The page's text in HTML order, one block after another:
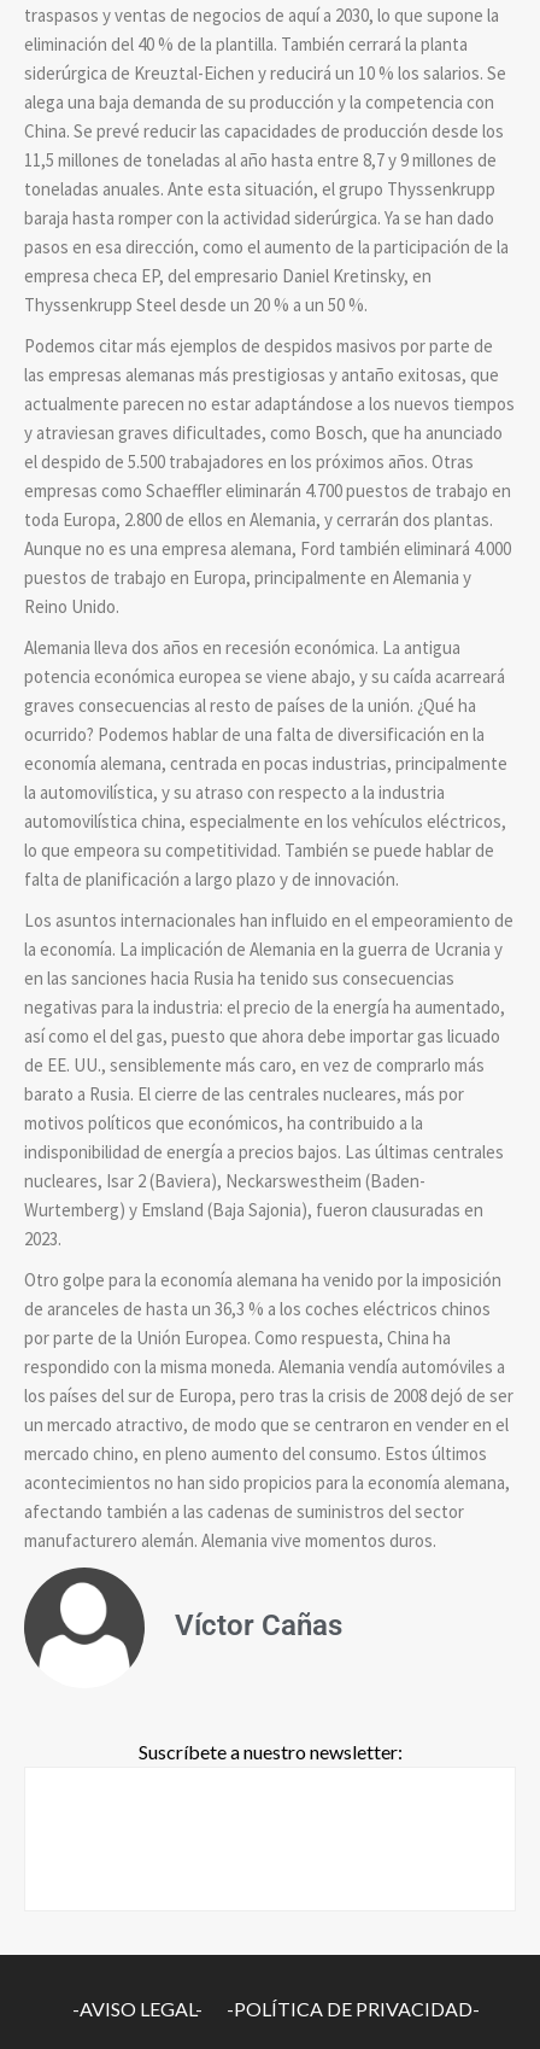
traspasos y ventas de negocios de aquí a 2030, lo que supone la
eliminación del 40 % de la plantilla. También cerrará la planta
siderúrgica de Kreuztal-Eichen y reducirá un 10 % los salarios. Se
alega una baja demanda de su producción y la competencia con
China. Se prevé reducir las capacidades de producción desde los
11,5 millones de toneladas al año hasta entre 8,7 y 9 millones de
toneladas anuales. Ante esta situación, el grupo Thyssenkrupp
baraja hasta romper con la actividad siderúrgica. Ya se han dado
pasos en esa dirección, como el aumento de la participación de la
empresa checa EP, del empresario Daniel Kretinsky, en
Thyssenkrupp Steel desde un 20 % a un 50 %.
Podemos citar más ejemplos de despidos masivos por parte de
las empresas alemanas más prestigiosas y antaño exitosas, que
actualmente parecen no estar adaptándose a los nuevos tiempos
y atraviesan graves dificultades, como Bosch, que ha anunciado
el despido de 5.500 trabajadores en los próximos años. Otras
empresas como Schaeffler eliminarán 4.700 puestos de trabajo en
toda Europa, 2.800 de ellos en Alemania, y cerrarán dos plantas.
Aunque no es una empresa alemana, Ford también eliminará 4.000
puestos de trabajo en Europa, principalmente en Alemania y
Reino Unido.
Alemania lleva dos años en recesión económica. La antigua
potencia económica europea se viene abajo, y su caída acarreará
graves consecuencias al resto de países de la unión. ¿Qué ha
ocurrido? Podemos hablar de una falta de diversificación en la
economía alemana, centrada en pocas industrias, principalmente
la automovilística, y su atraso con respecto a la industria
automovilística china, especialmente en los vehículos eléctricos,
lo que empeora su competitividad. También se puede hablar de
falta de planificación a largo plazo y de innovación.
Los asuntos internacionales han influido en el empeoramiento de
la economía. La implicación de Alemania en la guerra de Ucrania y
en las sanciones hacia Rusia ha tenido sus consecuencias
negativas para la industria: el precio de la energía ha aumentado,
así como el del gas, puesto que ahora debe importar gas licuado
de EE. UU., sensiblemente más caro, en vez de comprarlo más
barato a Rusia. El cierre de las centrales nucleares, más por
motivos políticos que económicos, ha contribuido a la
indisponibilidad de energía a precios bajos. Las últimas centrales
nucleares, Isar 2 (Baviera), Neckarswestheim (Baden-
Wurtemberg) y Emsland (Baja Sajonia), fueron clausuradas en
2023.
Otro golpe para la economía alemana ha venido por la imposición
de aranceles de hasta un 36,3 % a los coches eléctricos chinos
por parte de la Unión Europea. Como respuesta, China ha
respondido con la misma moneda. Alemania vendía automóviles a
los países del sur de Europa, pero tras la crisis de 2008 dejó de ser
un mercado atractivo, de modo que se centraron en vender en el
mercado chino, en pleno aumento del consumo. Estos últimos
acontecimientos no han sido propicios para la economía alemana,
afectando también a las cadenas de suministros del sector
manufacturero alemán. Alemania vive momentos duros.
Víctor Cañas
Suscríbete a nuestro newsletter:
-AVISO LEGAL- -POLÍTICA DE PRIVACIDAD-